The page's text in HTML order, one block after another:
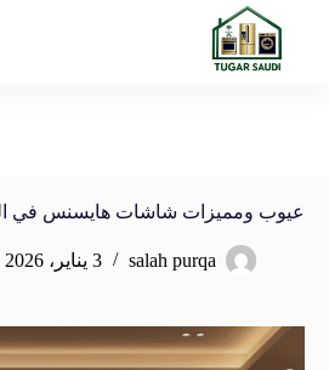
عيوب ومميزات شاشات هايسنس في
salah purqa 3 يناير، 2026